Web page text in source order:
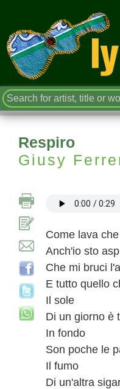
Respiro
Giusy
Come lava
Anch'io sto
Che mi bruci
E tutto quello
Il sole
Di un giorno è
In fondo
Son poche le
Il fumo
Di un'altra